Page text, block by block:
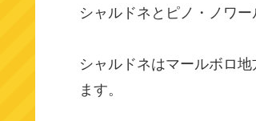
シャルドネとピノ・ノワ
シャルドネはマールボロ
ます。